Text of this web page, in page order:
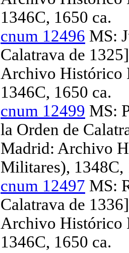
1346C, 1650 ca.
cnum 12496 MS:
Calatrava de
Archivo Histórico
1346C, 1650 ca.
cnum 12499 MS:
la Orden de
Madrid: Archivo
Militares), 1348C,
cnum 12497 MS:
Calatrava de
Archivo Histórico
1346C, 1650 ca.